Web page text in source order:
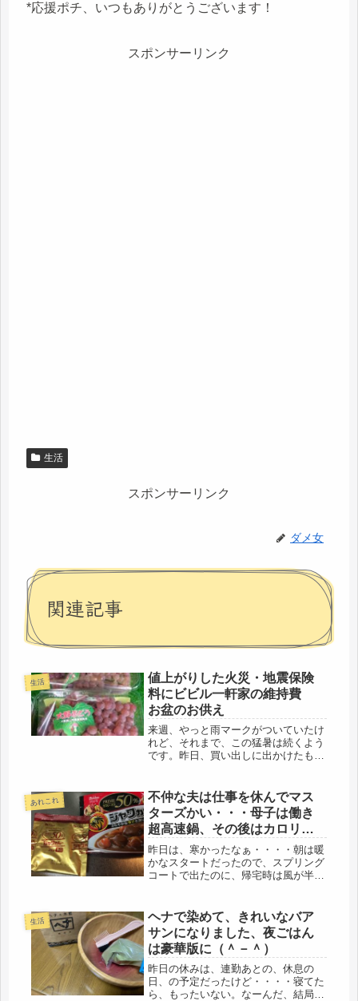
*応援ポチ、いつもありがとうございます！
スポンサーリンク
生活
スポンサーリンク
ダメ女
関連記事
生活
値上がりした火災・地震保険
料にビビル一軒家の維持費
お盆のお供え
来週、やっと雨マークがついていたけ
れど、それまで、この猛暑は続くよう
です。昨日、買い出しに出かけたもの
と寝てばかりいました。夜は、９時過
ぎに寝ていたと思う。これは、年齢と
は...
あれこれ
不仲な夫は仕事を休んでマス
ターズかい・・・母子は働き
超高速鍋、その後はカロリー
50％OFFカレー
昨日は、寒かったなぁ・・・・朝は暖
かなスタートだったので、スプリング
コートで出たのに、帰宅時は風が半端
なってきた(-_-;)とにかく、家にたどり
つくと、5分遅れで娘も帰宅...
生活
ヘナで染めて、きれいなバア
サンになりました、夜ごはん
は豪華版に（＾－＾）
昨日の休みは、連勤あとの、休息の
日、の予定だったけど・・・・寝てた
ら、もったいない。なーんだ、結局は